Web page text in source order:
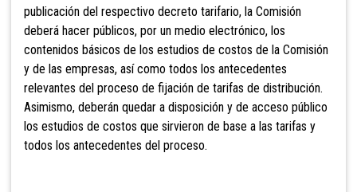
publicación del respectivo decreto tarifario, la Comisión
deberá hacer públicos, por un medio electrónico, los
contenidos básicos de los estudios de costos de la Comisión
y de las empresas, así como todos los antecedentes
relevantes del proceso de fijación de tarifas de distribución.
Asimismo, deberán quedar a disposición y de acceso público
los estudios de costos que sirvieron de base a las tarifas y
todos los antecedentes del proceso.